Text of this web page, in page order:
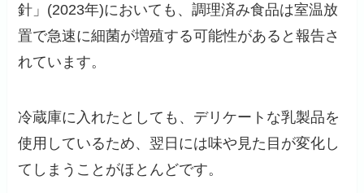
針」(2023年)においても、調理済み食品は室温放
置で急速に細菌が増殖する可能性があると報告さ
れています。
冷蔵庫に入れたとしても、デリケートな乳製品を
使用しているため、翌日には味や見た目が変化し
てしまうことがほとんどです。